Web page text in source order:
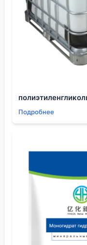
испортить
гигроскопичен, и
негерметичной
вода наберется
только риск
растворяющей
небольших
оригинальной
вариабельность
полиамидокислоты
современных
Еще один
отходами. ДМАА
токсичностью,
Подробнее